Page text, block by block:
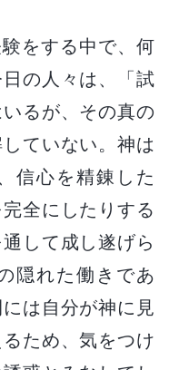
をする中で、何
の人々は、「試
るが、その真の
ていない。神は
信心を精錬した
全にしたりする
して成し遂げら
隠れた働きであ
は自分が神に見
ため、気をつけ